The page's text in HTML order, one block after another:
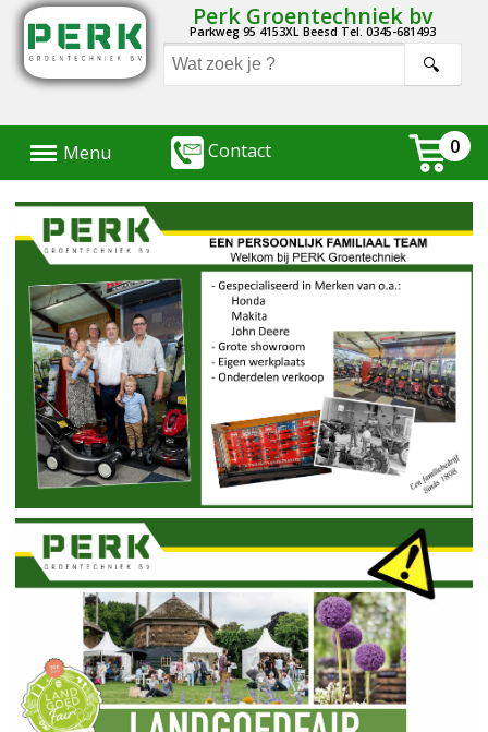
Perk Groentechniek bv
Parkweg 95 4153XL Beesd Tel. 0345-681493
MenuMenu Contact 0